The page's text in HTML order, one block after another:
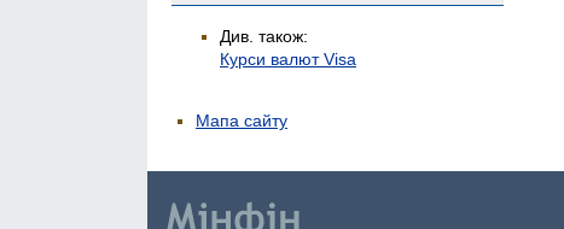
Див. також:
Курси валют Visa
Мапа сайту